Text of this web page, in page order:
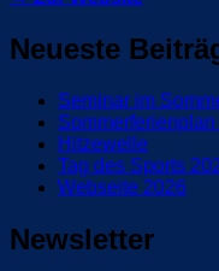
Neueste
Seminar im
Sommerferienplan
Hitzewelle
Tag des Sports
Webseite 2026
Newsletter